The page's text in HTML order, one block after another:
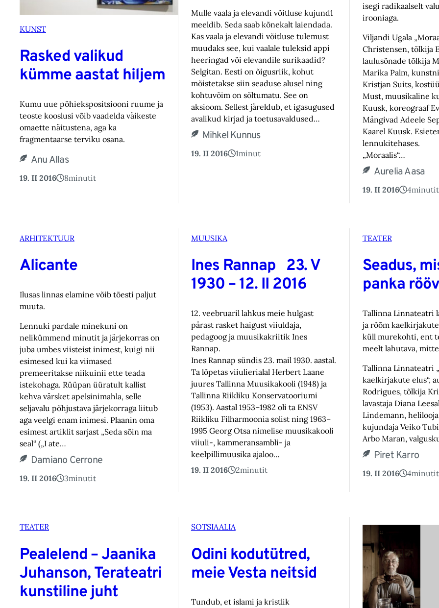
KUNST
Rasked valikud
kümme aastat hiljem
Kumu uue põhiekspositsiooni ruume ja
teoste kooslusi võib vaadelda väikeste
omaette näitustena, aga ka
fragmentaarse terviku osana.
Anu Allas
19. II 2016 8minutit
Mulle vaala ja elevandi võitluse kujund1
meeldib. Seda saab kõnekalt laiendada.
Kas vaala ja elevandi võitluse tulemust
muudaks see, kui vaalale tuleksid appi
heeringad või elevandile surikaadid?
Selgitan. Eesti on õigusriik, kohut
mõistetakse siin seaduse alusel ning
kohtuvõim on sõltumatu. See on
aksioom. Sellest järeldub, et igasugused
avalikud kirjad ja toetusavaldused…
Mihkel Kunnus
19. II 2016 1minut
isegi radikaalselt
irooniaga.
Viljandi Ugala
Christensen, tõlkija
laulusõnade tõlkija
Marika Palm,
Kristjan Suits,
Must, muusikaline
Kuusk, koreograaf
Mängivad Adeele
Kaarel Kuusk.
lennukitehases.
„Moraalis“…
Aurelia Aasa
19. II 2016 4minutit
ARHITEKTUUR
Alicante
Ilusas linnas elamine võib tõesti paljut
muuta.
Lennuki pardale minekuni on
nelikümmend minutit ja järjekorras on
juba umbes viisteist inimest, kuigi nii
esimesed kui ka viimased
premeeritakse niikuinii ette teada
istekohaga. Rüüpan üüratult kallist
kehva värsket apelsinimahla, selle
seljavalu põhjustava järjekorraga liitub
aga veelgi enam inimesi. Plaanin oma
esimest artiklit sarjast „Seda sõin ma
seal“ („I ate…
Damiano Cerrone
19. II 2016 3minutit
MUUSIKA
Ines Rannap 23. V
1930 – 12. II 2016
12. veebruaril lahkus meie hulgast
pärast rasket haigust viiuldaja,
pedagoog ja muusikakriitik Ines
Rannap.
Ines Rannap sündis 23. mail 1930. aastal.
Ta lõpetas viiulierialal Herbert Laane
juures Tallinna Muusikakooli (1948) ja
Tallinna Riikliku Konservatooriumi
(1953). Aastal 1953–1982 oli ta ENSV
Riikliku Filharmoonia solist ning 1963–
1995 Georg Otsa nimelise muusikakooli
viiuli-, kammeransambli- ja
keelpillimuusika ajaloo…
19. II 2016
2minutit
TEATER
Seadus,
panka
Tallinna Linnateatri
ja rõõm
küll murekohti, ent
meelt lahutava,
Tallinna Linnateatri
kaelkirjakute elus“,
Rodrigues, tõlkija
lavastaja Diana
Lindemann,
kujundaja Veiko
Arbo Maran,
Piret Karro
19. II 2016 4minutit
TEATER
Pealelend – Jaanika
Juhanson, Terateatri
kunstiline juht
SOTSIAALIA
Odini kodutütred,
meie Vesta neitsid
Tundub, et islami ja kristlik